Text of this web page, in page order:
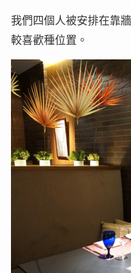
我們四個人被安排在靠
較喜歡種位置。